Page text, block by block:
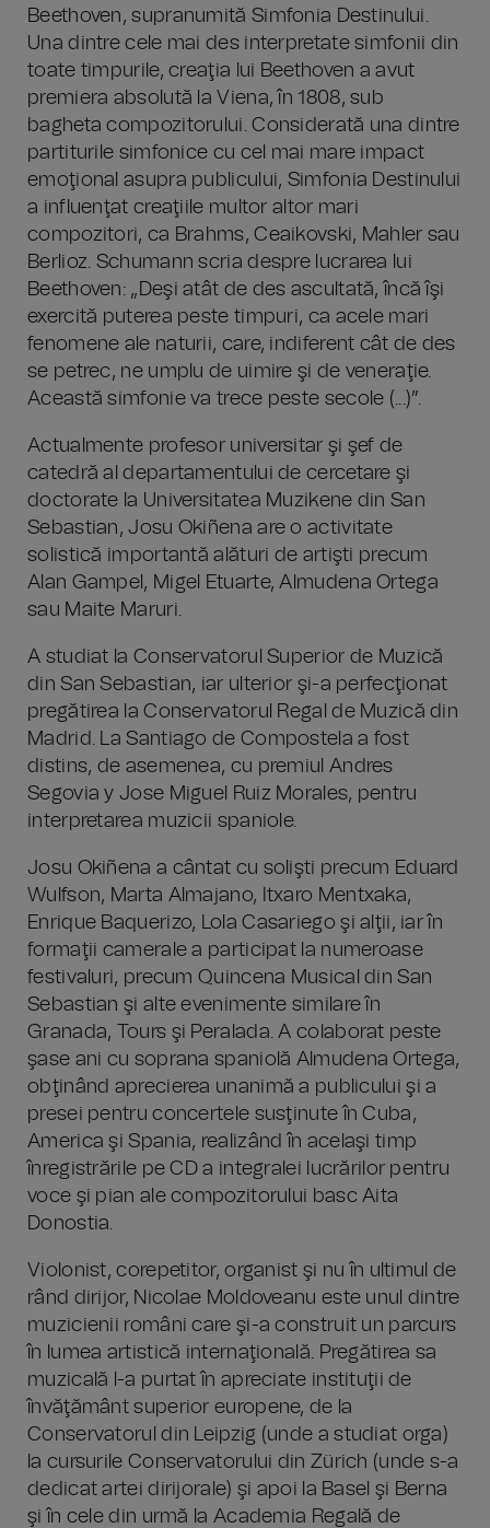
Beethoven, supranumită Simfonia Destinului.
Una dintre cele mai des interpretate simfonii din
toate timpurile, creaţia lui Beethoven a avut
premiera absolută la Viena, în 1808, sub
bagheta compozitorului. Considerată una dintre
partiturile simfonice cu cel mai mare impact
emoţional asupra publicului, Simfonia Destinului
a influenţat creaţiile multor altor mari
compozitori, ca Brahms, Ceaikovski, Mahler sau
Berlioz. Schumann scria despre lucrarea lui
Beethoven: „Deşi atât de des ascultată, încă îşi
exercită puterea peste timpuri, ca acele mari
fenomene ale naturii, care, indiferent cât de des
se petrec, ne umplu de uimire şi de veneraţie.
Această simfonie va trece peste secole (...)”.
Actualmente profesor universitar şi şef de
catedră al departamentului de cercetare şi
doctorate la Universitatea Muzikene din San
Sebastian, Josu Okiñena are o activitate
solistică importantă alături de artişti precum
Alan Gampel, Migel Etuarte, Almudena Ortega
sau Maite Maruri.
A studiat la Conservatorul Superior de Muzică
din San Sebastian, iar ulterior şi-a perfecţionat
pregătirea la Conservatorul Regal de Muzică din
Madrid. La Santiago de Compostela a fost
distins, de asemenea, cu premiul Andres
Segovia y Jose Miguel Ruiz Morales, pentru
interpretarea muzicii spaniole.
Josu Okiñena a cântat cu solişti precum Eduard
Wulfson, Marta Almajano, Itxaro Mentxaka,
Enrique Baquerizo, Lola Casariego şi alţii, iar în
formaţii camerale a participat la numeroase
festivaluri, precum Quincena Musical din San
Sebastian şi alte evenimente similare în
Granada, Tours şi Peralada. A colaborat peste
şase ani cu soprana spaniolă Almudena Ortega,
obţinând aprecierea unanimă a publicului şi a
presei pentru concertele susţinute în Cuba,
America şi Spania, realizând în acelaşi timp
înregistrările pe CD a integralei lucrărilor pentru
voce şi pian ale compozitorului basc Aita
Donostia.
Violonist, corepetitor, organist şi nu în ultimul de
rând dirijor, Nicolae Moldoveanu este unul dintre
muzicienii români care şi-a construit un parcurs
în lumea artistică internaţională. Pregătirea sa
muzicală l-a purtat în apreciate instituţii de
învăţământ superior europene, de la
Conservatorul din Leipzig (unde a studiat orga)
la cursurile Conservatorului din Zürich (unde s-a
dedicat artei dirijorale) şi apoi la Basel şi Berna
şi în cele din urmă la Academia Regală de